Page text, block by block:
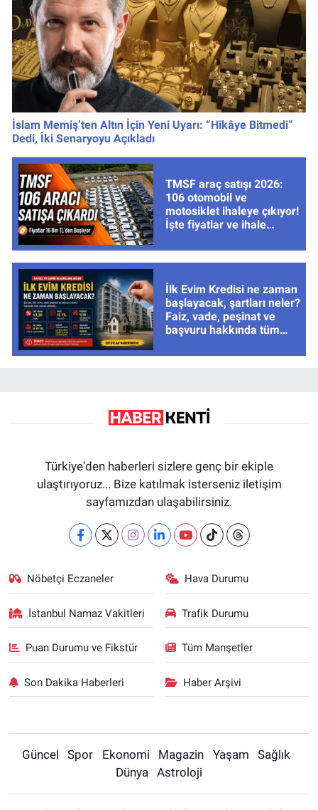
İslam Memiş’ten Altın İçin Yeni Uyarı: “Hikâye Bitmedi”
Dedi, İki Senaryoyu Açıkladı
TMSF araç satışı 2026:
106 otomobil ve
motosiklet ihaleye çıkıyor!
İşte fiyatlar ve ihale
İlk Evim Kredisi ne zaman
başlayacak, şartları neler?
Faiz, vade, peşinat ve
başvuru hakkında tüm
Türkiye'den haberleri sizlere genç bir ekiple
ulaştırıyoruz... Bize katılmak isterseniz iletişim
sayfamızdan ulaşabilirsiniz.
Nöbetçi Eczaneler Hava Durumu
İstanbul Namaz Vakitleri Trafik Durumu
Puan Durumu ve Fikstür Tüm Manşetler
Son Dakika Haberleri Haber Arşivi
Güncel Spor Ekonomi Magazin Yaşam
Sağlık
Dünya
Astroloji